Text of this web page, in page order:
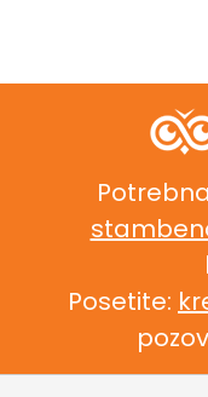
Posetite: